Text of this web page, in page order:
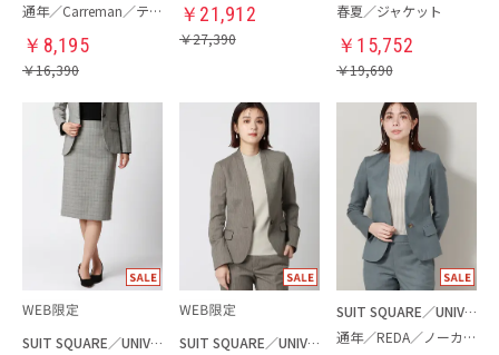
通年／Carreman／テーパードパンツ
￥ 8,195
￥16,390
￥ 21,912
￥27,390
春夏／ジャケット
￥ 15,752
￥19,690
SUIT SQUARE／UNIVERSAL LANGUAGE／WHITE
SUIT SQUARE／UNIVERSAL LANGUAGE／WHITE
SUIT SQUARE／UNIVERSAL LANGUAGE／WHITE
通年／REDA／ノーカラージャケット